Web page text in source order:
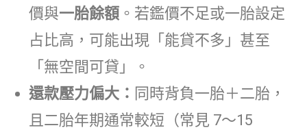
價與一胎餘額 。若鑑價不足或一胎設定
占比高，可能出現「能貸不多」甚至
「無空間可貸」。
還款壓力偏大： 同時背負一胎＋二胎，
且二胎年期通常較短（常見 7～15